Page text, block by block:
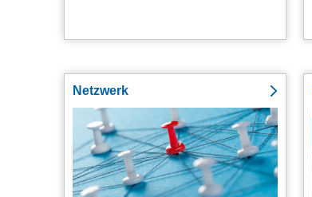
Netzwerk